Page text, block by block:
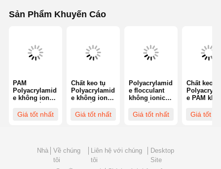
Sản Phẩm Khuyến Cáo
PAM
Polyacrylamid
e không ionic
nước Độ ổn
Giá tốt nhất
Chất keo tụ
Polyacrylamid
e không ion
lượng chất
Giá tốt nhất
Polyacrylamid
e flocculant
không ionic
lượng rắn ≤
Giá tốt nhất
Chất keo tụ
e PAM
lượng chất
Giá tốt
Nhà
Về chúng
tôi
Liên hệ với chúng
tôi
Desktop
Site